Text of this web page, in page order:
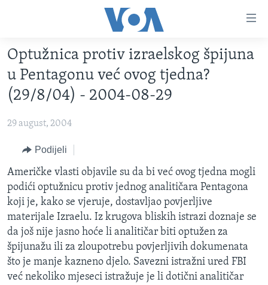
glavni
sadržaj
Pređi
na
glavnu
navigaciju
pretragu
TV PROGRAM
VIDEO
FOTOGRAFIJE DANA
VIJESTI
SJEDINJENE AMERIČKE DRŽAVE
BOSNA I HERCEGOVINA
SVIJET
NAUKA I TEHNOLOGIJA
SPECIJALNI PROJEKTI
KORUPCIJA
SLOBODA MEDIJA
ŽENSKA STRANA
IZBJEGLIČKA STRANA
MAGAZIN
Optužnica protiv izraelskog špijuna
u Pentagonu već ovog tjedna?
(29/8/04) - 2004-08-29
29 august, 2004
Podijeli
Američke vlasti objavile su da bi već ovog tjedna mogli
podići optužnicu protiv jednog analitičara Pentagona
koji je, kako se vjeruje, dostavljao povjerljive
materijale Izraelu. Iz krugova bliskih istrazi doznaje se
da još nije jasno hoće li analitičar biti optužen za
špijunažu ili za zloupotrebu povjerljivih dokumenata
što je manje kazneno djelo. Savezni istražni ured FBI
već nekoliko mjeseci istražuje je li dotični analitičar